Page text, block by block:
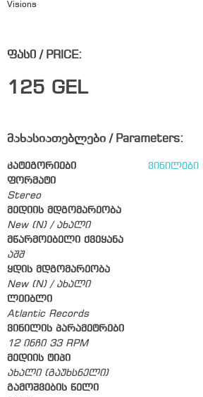
Visions
ფასი / PRICE:
125 GEL
მახასიათებლები / Parameters:
კატეგორიები ვინილები
ფორმატი
Stereo
მედიის მდგომარეობა
New (N) / ახალი
მწარმოებელი ქვეყანა
აშშ
ყდის მდგომარეობა
New (N) / ახალი
ლეიბლი
Atlantic Records
ვინილის პარამეტრები
12 ინჩი 33 RPM
მედიის ტიპი
ახალი (გაუხსნელი)
გამოშვების წელი